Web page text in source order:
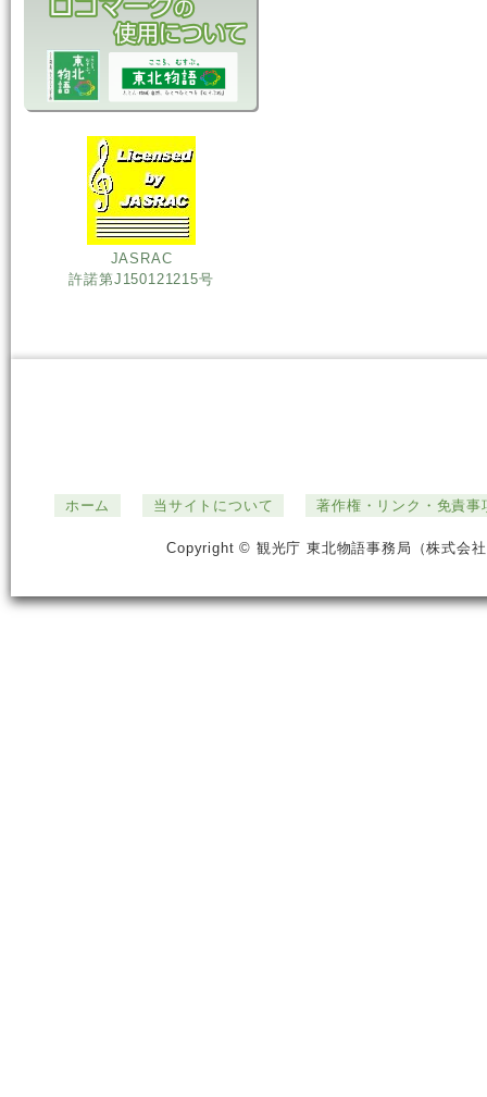
JASRAC
許諾第J150121215号
ホーム 当サイトについて 著作権・リンク・免責事
Copyright © 観光庁 東北物語事務局（株式会